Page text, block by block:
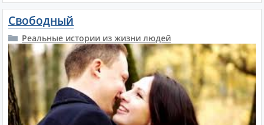
Свободный
Реальные истории из жизни людей